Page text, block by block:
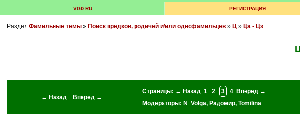
VGD.RU РЕГИСТРАЦИЯ
Раздел Фамильные темы» Поиск предков, родичей и/или однофамильцев» Ц» Ца - Цз
← Назад Вперед →
Страницы: ← Назад 1 2 3 4
Вперед →
Модераторы: N_Volga, Радомир, Tomilina